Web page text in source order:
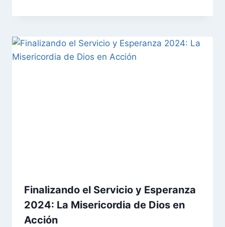
Finalizando el Servicio y Esperanza
2024: La Misericordia de Dios en
Acción